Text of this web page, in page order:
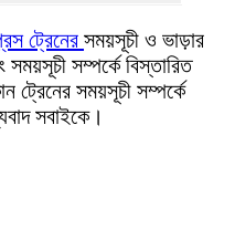
ট্রেনের সময়সূচী ও ভাড়ার
সময়সূচী সম্পর্কে বিস্তারিত
সময়সূচী সম্পর্কে
সবাইকে।